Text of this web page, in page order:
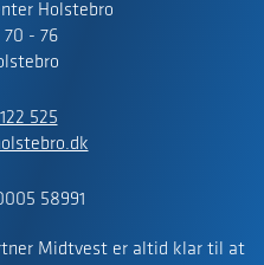
Holstebro
70 - 76
525
58991
Midtvest er altid klar til at